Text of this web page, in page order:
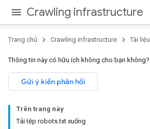
Crawling infrastructure
Trang chủ Crawling infrastructure Tài liệu
Thông tin này có hữu ích không cho bạn không?
Gửi ý kiến phản hồi
Trên trang này
Tải tệp robots.txt xuống